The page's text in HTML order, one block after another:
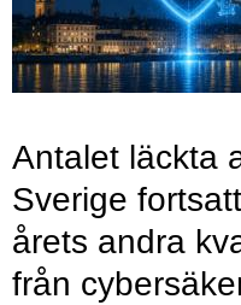
Antalet läckta
Sverige
årets andra
från